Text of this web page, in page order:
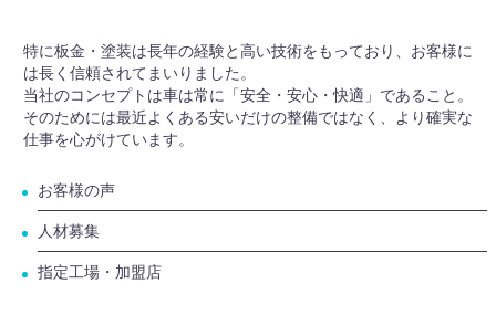
特に板金・塗装は長年の経験と高い技術をもっており、お客様に
は長く信頼されてまいりました。
当社のコンセプトは車は常に「安全・安心・快適」であること。
そのためには最近よくある安いだけの整備ではなく、より確実な
仕事を心がけています。
お客様の声
人材募集
指定工場・加盟店